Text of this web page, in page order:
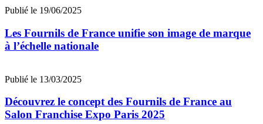
Publié le 19/06/2025
Les Fournils de France unifie son image de marque
à l’échelle nationale
Publié le 13/03/2025
Découvrez le concept des Fournils de France au
Salon Franchise Expo Paris 2025